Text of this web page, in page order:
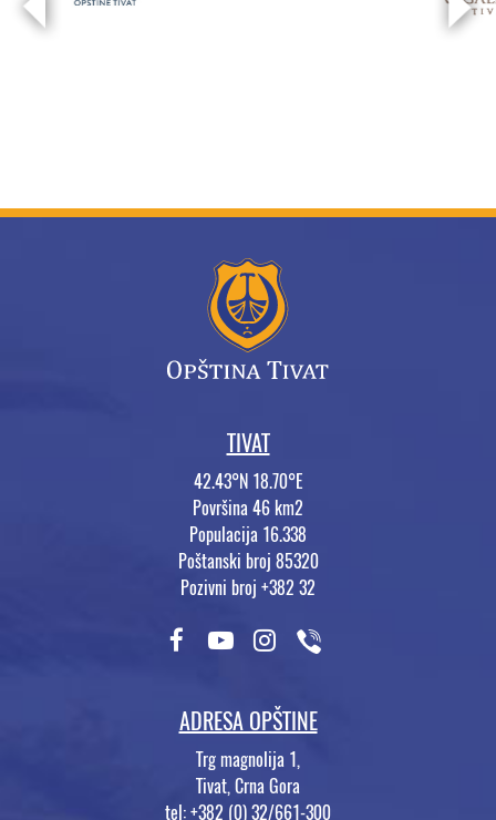
TIVAT
42.43°N 18.70°E
Površina 46 km2
Populacija 16.338
Poštanski broj 85320
Pozivni broj +382 32
ADRESA OPŠTINE
Trg magnolija 1,
Tivat, Crna Gora
tel: +382 (0) 32/661-300